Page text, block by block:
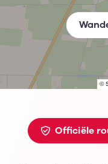
©
Officiële